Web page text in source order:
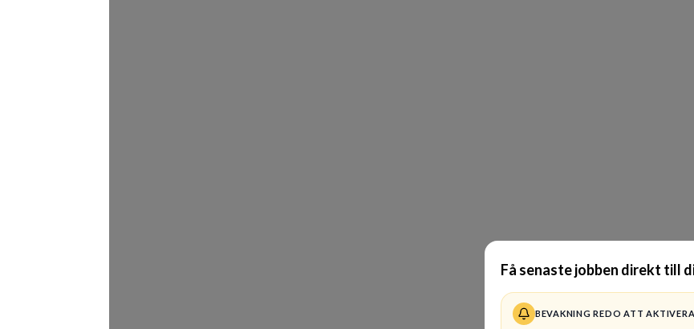
Få senaste jobben direkt till
BEVAKNING REDO ATT